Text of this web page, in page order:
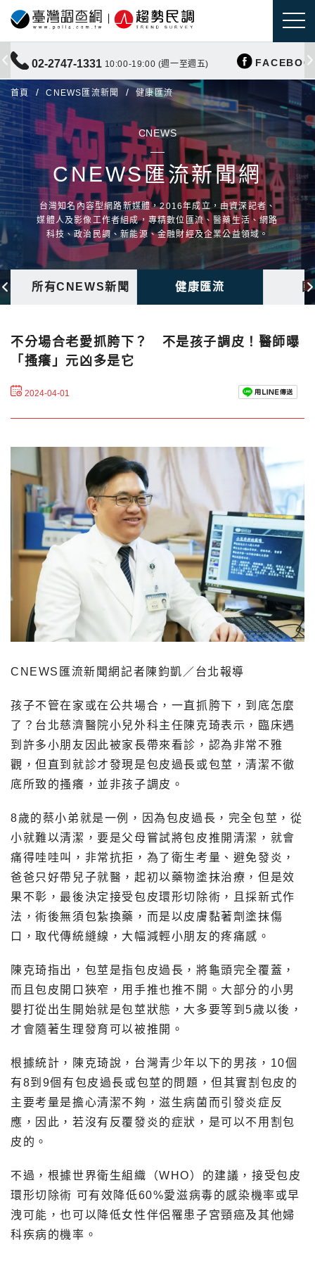
02-2747-1331 10:00-19:00 (週一至週五)
首頁 CNEWS匯流新聞 健康匯流
CNEWS
CNEWS匯流新聞網
台灣知名內容型網路新媒體，2016年成立，由資深記者、
媒體人及影像工作者組成，專精數位匯流、醫藥生活、網路
科技、政治民調、新能源、金融財經及企業公益領域。
所有CNEWS新聞 健康匯流
不分場合老愛抓胯下？ 不是孩子調皮！醫師曝
「搔癢」元凶多是它
2024-04-01
CNEWS匯流新聞網記者陳鈞凱／台北報導
孩子不管在家或在公共場合，一直抓胯下，到底怎麼
了？台北慈濟醫院小兒外科主任陳克琦表示，臨床遇
到許多小朋友因此被家長帶來看診，認為非常不雅
觀，但直到就診才發現是包皮過長或包莖，清潔不徹
底所致的搔癢，並非孩子調皮。
8歲的蔡小弟就是一例，因為包皮過長，完全包莖，從
小就難以清潔，要是父母嘗試將包皮推開清潔，就會
痛得哇哇叫，非常抗拒，為了衛生考量、避免發炎，
爸爸只好帶兒子就醫，起初以藥物塗抹治療，但是效
果不彰，最後決定接受包皮環形切除術，且採新式作
法，術後無須包紮換藥，而是以皮膚黏著劑塗抹傷
口，取代傳統縫線，大幅減輕小朋友的疼痛感。
陳克琦指出，包莖是指包皮過長，將龜頭完全覆蓋，
而且包皮開口狹窄，用手推也推不開。大部分的小男
嬰打從出生開始就是包莖狀態，大多要等到5歲以後，
才會隨著生理發育可以被推開。
根據統計，陳克琦說，台灣青少年以下的男孩，10個
有8到9個有包皮過長或包莖的問題，但其實割包皮的
主要考量是擔心清潔不夠，滋生病菌而引發炎症反
應，因此，若沒有反覆發炎的症狀，是可以不用割包
皮的。
不過，根據世界衛生組織（WHO）的建議，接受包皮
環形切除術 可有效降低60%愛滋病毒的感染機率或早
洩可能，也可以降低女性伴侶罹患子宮頸癌及其他婦
科疾病的機率。